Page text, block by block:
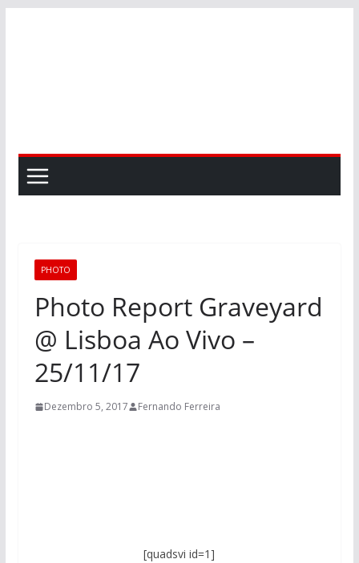
PHOTO
Photo Report Graveyard
@ Lisboa Ao Vivo –
25/11/17
Dezembro 5, 2017 Fernando Ferreira
[quadsvi id=1]